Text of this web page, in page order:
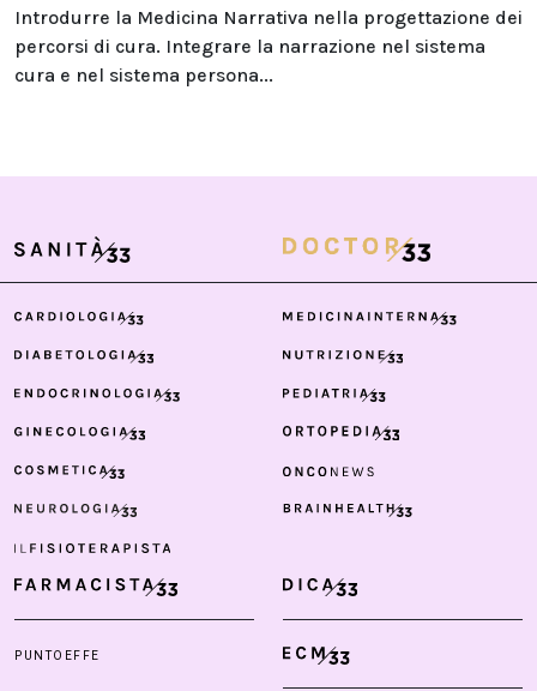
Introdurre la Medicina Narrativa nella progettazione dei
percorsi di cura. Integrare la narrazione nel sistema
cura e nel sistema persona...